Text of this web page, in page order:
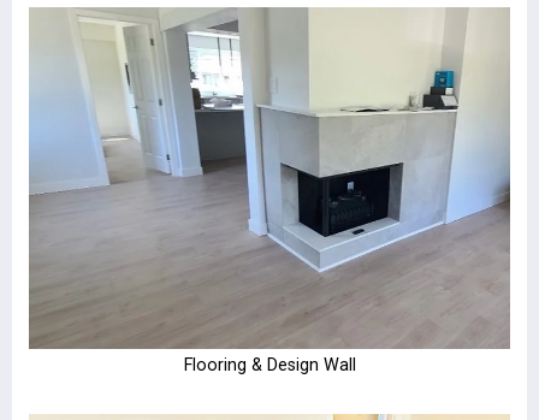
Flooring & Design Wall